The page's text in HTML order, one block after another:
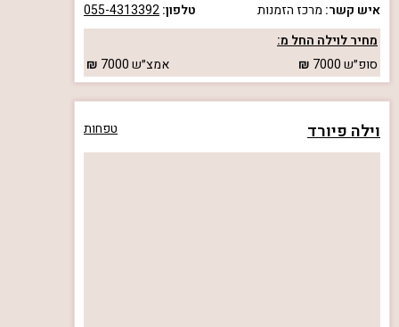
איש קשר: מרכז הזמנות טלפון:055-4313392
מחיר לוילה החל מ:
סופ״ש7000 אמצ״ש7000
וילה פיורד טפחות